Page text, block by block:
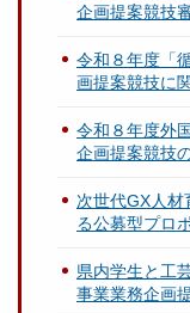
企画提案競技
令和８年度「
画提案競技に
令和８年度外
企画提案競技
次世代GX人
る公募型プロ
県内学生と工
事業業務企画